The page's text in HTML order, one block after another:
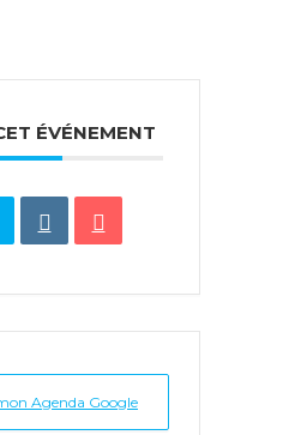
ÉVÉNEMENT
Agenda Google